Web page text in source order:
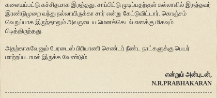
களையப்பட்டு கச்சிதமாக இருந்தது. சாப்பிட்டு முடிப்பதற்குள் கல்லாவில் இருந்தவர்
இரண்டுமுறை வந்து நல்லாயிருக்கா சார் என்று கேட்டுவிட்டார். கொஞ்சம்
வெறுப்பாக இருந்தாலும் அவருடைய மெனக்கெடல் எனக்கு மிகவும்
பிடித்திருந்தது.
அதற்காகவேனும் பேரடைஸ் பிரியாணி செண்டர் நீண்ட நாட்களுக்கு பெயர்
மாற்றப்படாமல் இருக்க வேண்டும்.
என்றும் அன்புடன்,
N.R.PRABHAKARAN